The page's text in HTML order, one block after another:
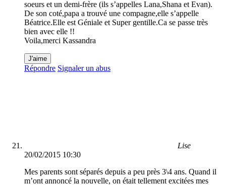
soeurs et un demi-frère (ils s’appelles Lana,Shana et Evan).
De son coté,papa a trouvé une compagne,elle s’appelle
Béatrice.Elle est Géniale et Super gentille.Ca se passe très
bien avec elle !!
Voila,merci Kassandra
J'aime
Répondre Signaler un abus
Lise
20/02/2015 10:30
Mes parents sont séparés depuis a peu près 3\4 ans. Quand il
m’ont annoncé la nouvelle, on était tellement excitées mes